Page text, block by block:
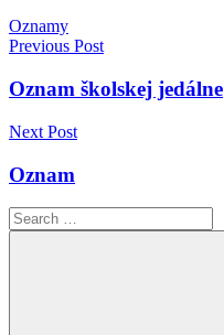
Oznamy
Navigácia
v
Previous Post
Oznam školskej jedálne
Next Post
Oznam
Search
for: